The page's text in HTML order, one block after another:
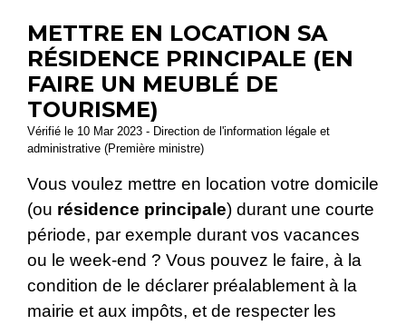
METTRE EN LOCATION SA
RÉSIDENCE PRINCIPALE (EN
FAIRE UN MEUBLÉ DE
TOURISME)
Vérifié le 10 Mar 2023 - Direction de l'information légale et
administrative (Première ministre)
Vous voulez mettre en location votre domicile
(ou résidence principale) durant une courte
période, par exemple durant vos vacances
ou le week-end ? Vous pouvez le faire, à la
condition de le déclarer préalablement à la
mairie et aux impôts, et de respecter les